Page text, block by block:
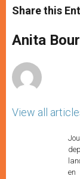
t
s
p
p
s
e
g
e
e
b
k
Share this
Anita
View all
en